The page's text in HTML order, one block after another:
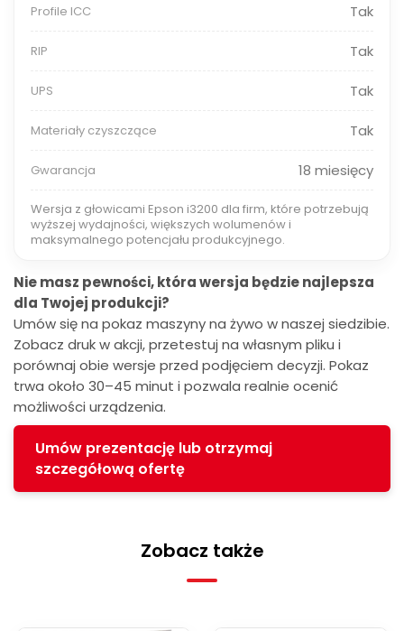
Profile ICC Tak
RIP Tak
UPS Tak
Materiały czyszczące Tak
Gwarancja 18 miesięcy
Wersja z głowicami Epson i3200 dla firm, które potrzebują
wyższej wydajności, większych wolumenów i
maksymalnego potencjału produkcyjnego.
Nie masz pewności, która wersja będzie najlepsza
dla Twojej produkcji?
Umów się na pokaz maszyny na żywo w naszej siedzibie.
Zobacz druk w akcji, przetestuj na własnym pliku i
porównaj obie wersje przed podjęciem decyzji. Pokaz
trwa około 30–45 minut i pozwala realnie ocenić
możliwości urządzenia.
Umów prezentację lub otrzymaj
szczegółową ofertę
Zobacz także